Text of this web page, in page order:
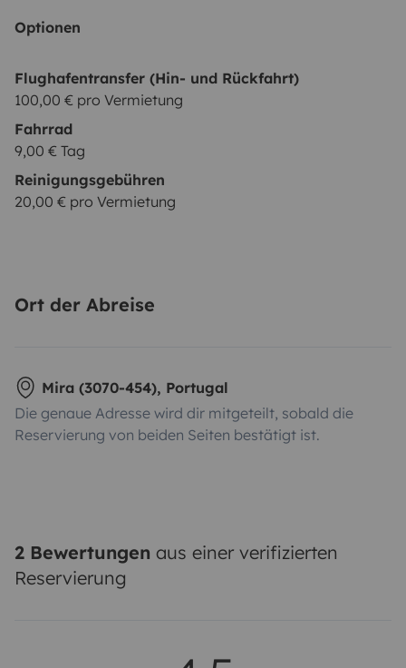
Optionen
Flughafentransfer (Hin- und Rückfahrt)
100,00 € pro Vermietung
Fahrrad
9,00 € Tag
Reinigungsgebühren
20,00 € pro Vermietung
Ort der Abreise
Mira (3070-454), Portugal
Die genaue Adresse wird dir mitgeteilt, sobald die
Reservierung von beiden Seiten bestätigt ist.
2 Bewertungen aus einer verifizierten
Reservierung